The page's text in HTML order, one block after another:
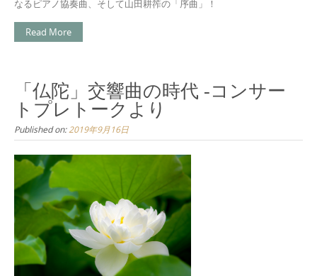
なるピアノ協奏曲、そして山田耕筰の「序曲」！
Read More
「仏陀」交響曲の時代 -コンサー
トプレトークより
Published on:2019年9月16日